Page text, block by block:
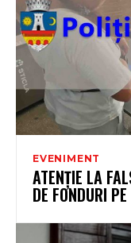
EVENIMENT
ATENȚIE LA
DE FONDURI